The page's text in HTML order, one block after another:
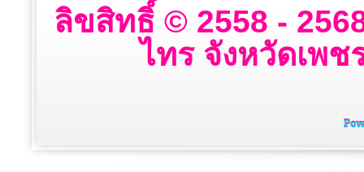
ลิขสิทธิ์ © 2558 -
ไทร จังหวัดเพ